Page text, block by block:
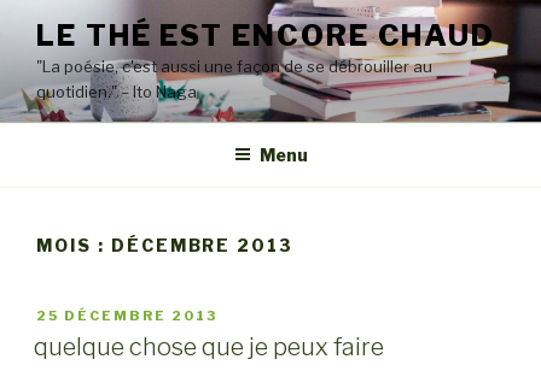
contenu
principal
LE THÉ EST ENCORE CHAUD
"La poésie, c'est aussi une façon de se débrouiller au
quotidien." – Ito Naga
Menu
MOIS : DÉCEMBRE 2013
PUBLIÉ
25 DÉCEMBRE 2013
quelque chose que je peux faire